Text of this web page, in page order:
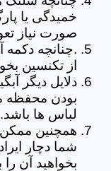
خمیدگی یا
صورت نیاز
.چنانچه
از تکنسین
دلایل دیگر
بودن محفظه
لباس ها باشد.
همچنین
شما دچار
بخواهید آن